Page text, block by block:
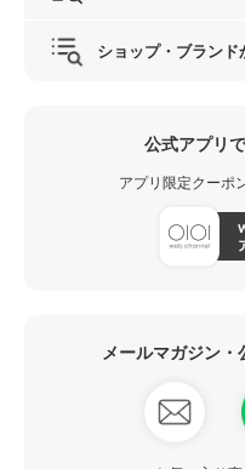
ショップ・ブランド
公式アプリ
アプリ限定クーポ
メールマガジン・